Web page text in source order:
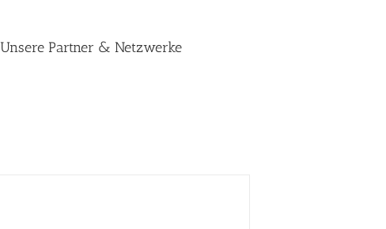
Unsere Partner & Netzwerke